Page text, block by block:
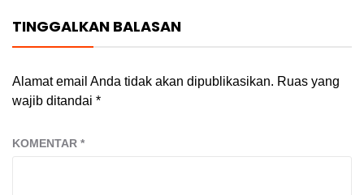
TINGGALKAN BALASAN
Alamat email Anda tidak akan dipublikasikan. Ruas yang
wajib ditandai *
KOMENTAR *